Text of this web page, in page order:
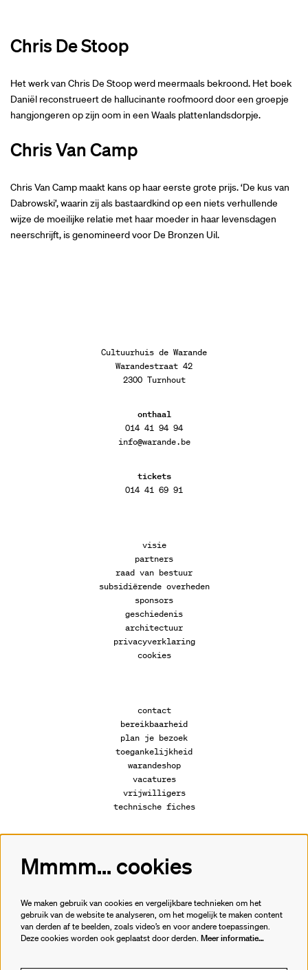
Chris De Stoop
Het werk van Chris De Stoop werd meermaals bekroond. Het boek
Daniël reconstrueert de hallucinante roofmoord door een groepje
hangjongeren op zijn oom in een Waals plattenlandsdorpje.
Chris Van Camp
Chris Van Camp maakt kans op haar eerste grote prijs. ‘De kus van
Dabrowski’, waarin zij als bastaardkind op een niets verhullende
wijze de moeilijke relatie met haar moeder in haar levensdagen
neerschrijft, is genomineerd voor De Bronzen Uil.
Cultuurhuis de Warande
Warandestraat 42
2300 Turnhout
onthaal
014 41 94 94
info@warande.be
tickets
014 41 69 91
visie
partners
raad van bestuur
subsidiërende overheden
sponsors
geschiedenis
architectuur
privacyverklaring
cookies
contact
bereikbaarheid
plan je bezoek
toegankelijkheid
warandeshop
vacatures
vrijwilligers
technische fiches
Volg ons
Meld je aan voor de nieuwsbrief.
Mmmm... cookies
We maken gebruik van cookies en vergelijkbare technieken om het
gebruik van de website te analyseren, om het mogelijk te maken content
van derden af te beelden, zoals video’s en voor andere toepassingen.
Deze cookies worden ook geplaatst door derden. Meer informatie…